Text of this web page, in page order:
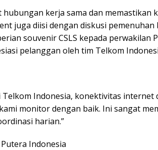
kerja sama dan memastikan
juga diisi dengan diskusi
souvenir CSLS kepada perwakilan
pelanggan oleh tim Telkom
Telkom Indonesia, konektivitas internet
monitor dengan baik. Ini sangat
harian.”
Indonesia